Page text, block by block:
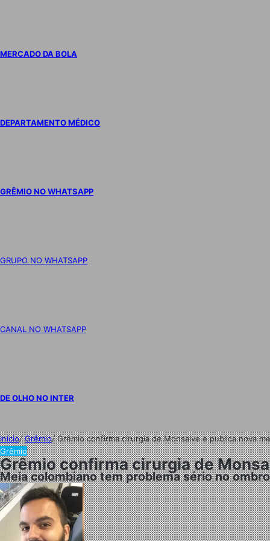
MERCADO DA BOLA
DEPARTAMENTO MÉDICO
GRÊMIO NO WHATSAPP
GRUPO NO WHATSAPP
CANAL NO WHATSAPP
DE OLHO NO INTER
Início/Grêmio/Grêmio confirma cirurgia de Monsalve e publica nova
Grêmio
Grêmio confirma cirurgia de
Meia colombiano tem problema sério no